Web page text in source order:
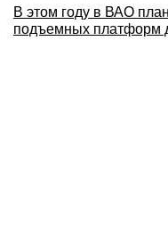
В этом году в ВАО
подъемных платформ